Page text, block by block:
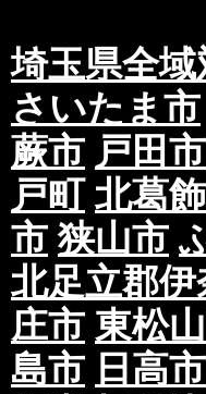
埼玉県全域
さいたま市
蕨市 戸田市
戸町 北葛
市 狭山市
北足立郡伊
庄市 東松
島市 日高市